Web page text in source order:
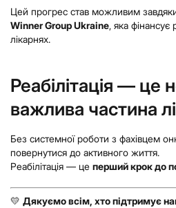
Цей прогрес став можливим
Winner Group Ukraine, яка фінансує
лікарнях.
Реабілітація — це
важлива частина
Без системної роботи з фахівцем
повернутися до активного життя.
Реабілітація — це перший крок до
💛 Дякуємо всім, хто підтримує